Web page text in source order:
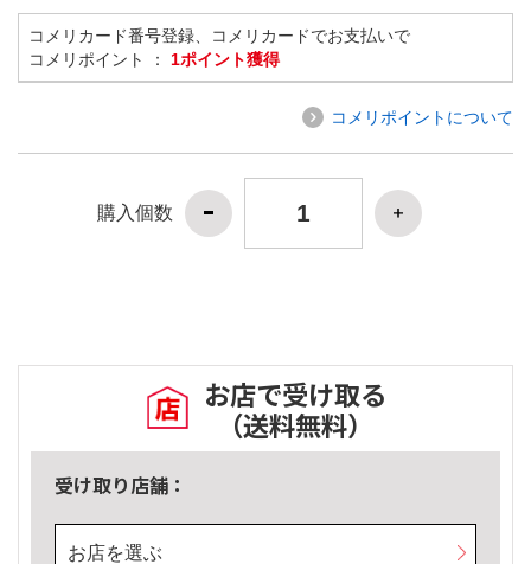
コメリカード番号登録、コメリカードでお支払いで
コメリポイント ： 1ポイント獲得
コメリポイントについて
購入個数
お店で受け取る
（送料無料）
受け取り店舗：
お店を選ぶ